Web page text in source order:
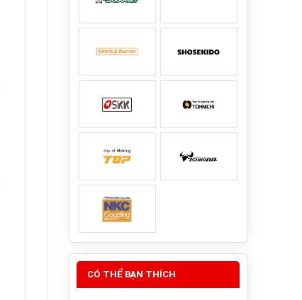
CÓ THỂ BẠN THÍCH